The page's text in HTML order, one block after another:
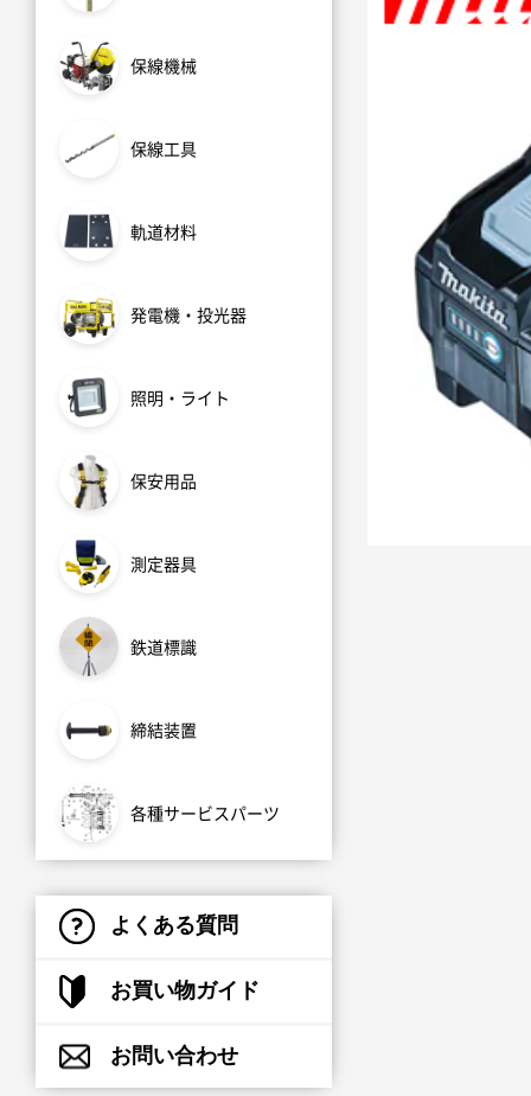
保線機械
保線工具
軌道材料
発電機・投光器
照明・ライト
保安用品
測定器具
鉄道標識
締結装置
各種サービスパーツ
よくある質問
お買い物ガイド
お問い合わせ